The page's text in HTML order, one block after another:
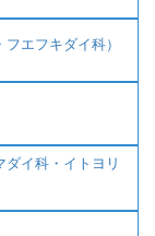
エフキダイ科）
イ科・イトヨリ